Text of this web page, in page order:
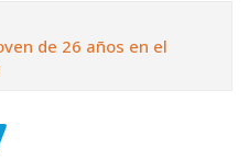
de 26 años en el